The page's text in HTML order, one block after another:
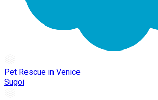
Pet Rescue in Venice
Sugoi